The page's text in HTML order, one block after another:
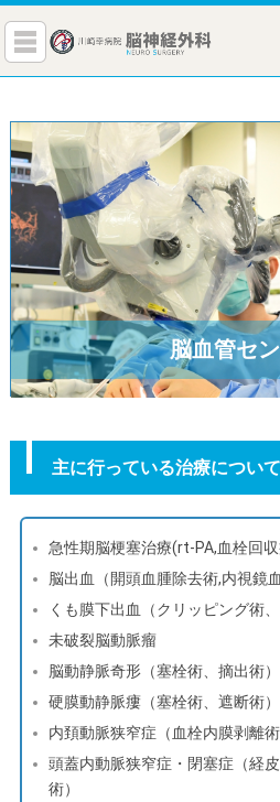
脳血管セ
主に行っている治療について
急性期脳梗塞治療(rt-PA,血栓回
脳出血（開頭血腫除去術,内視鏡
くも膜下出血（クリッピング術、
未破裂脳動脈瘤
脳動静脈奇形（塞栓術、摘出術）
硬膜動静脈瘻（塞栓術、遮断術）
内頚動脈狭窄症（血栓内膜剥離術
頭蓋内動脈狭窄症・閉塞症（経
術）